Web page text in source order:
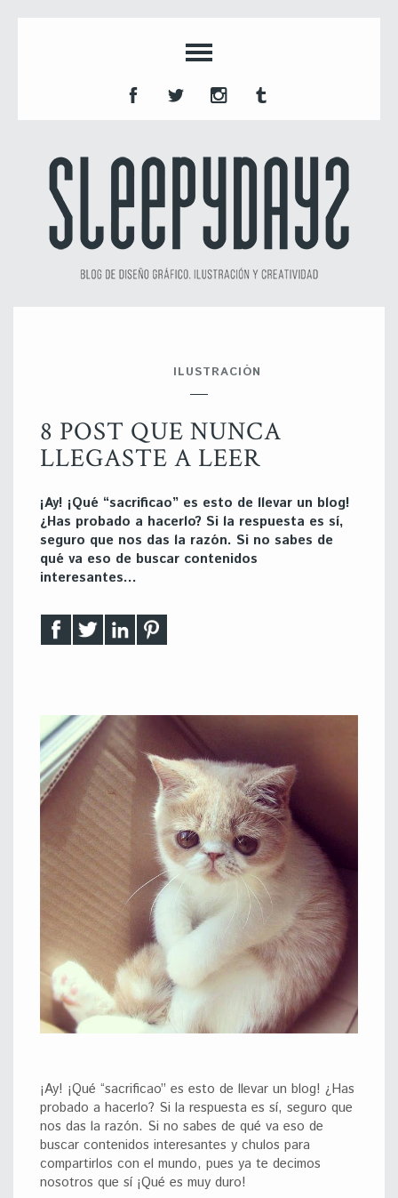
ILUSTRACIÓN
8 POST QUE NUNCA
LLEGASTE A LEER
¡Ay! ¡Qué “sacrificao” es esto de llevar un blog!
¿Has probado a hacerlo? Si la respuesta es sí,
seguro que nos das la razón. Si no sabes de
qué va eso de buscar contenidos
interesantes…
¡Ay! ¡Qué “sacrificao” es esto de llevar un blog! ¿Has
probado a hacerlo? Si la respuesta es sí, seguro que
nos das la razón. Si no sabes de qué va eso de
buscar contenidos interesantes y chulos para
compartirlos con el mundo, pues ya te decimos
nosotros que sí ¡Qué es muy duro!